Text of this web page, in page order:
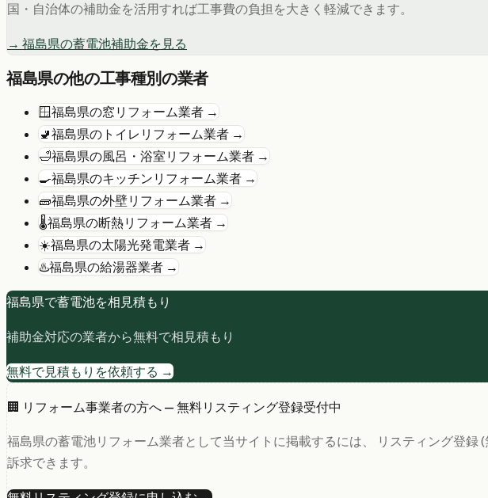
国・自治体の補助金を活用すれば工事費の負担を大きく軽減できます。
→ 福島県の蓄電池補助金を見る
福島県の他の工事種別の業者
🪟福島県の窓リフォーム業者 →
🚽福島県の トイレリフォーム業者 →
🛁福島県の風呂・浴室リフォーム業者 →
🍳福島県のキッチンリフォーム業者 →
🧱福島県の外壁リフォーム業者 →
🌡️福島県の断熱リフォーム業者 →
☀️福島県の太陽光発電業者 →
♨️福島県の給湯器業者 →
福島県で蓄電池を相見積もり
補助金対応の業者から無料で相見積もり
無料で見積もりを依頼する →
🏢 リフォーム事業者の方へ — 無料リスティング登録受付中
福島県の蓄電池リフォーム業者として当サイトに掲載するには、 リスティング登
訴求できます。